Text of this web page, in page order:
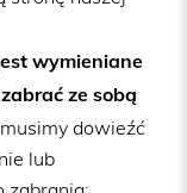
wymieniane
ze sobą
dowieźć
lub